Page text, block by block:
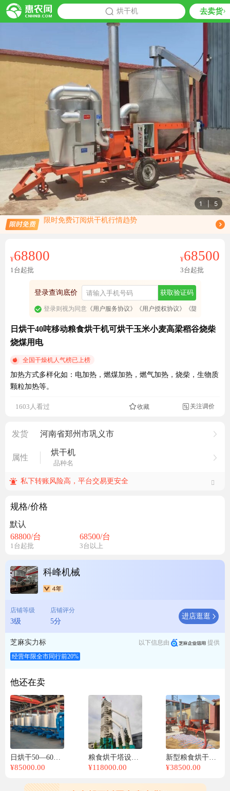
烘干机 去卖货
1 5
限时免费订阅烘干机行情趋势
免费订阅商品降价通知
¥68800
1台起批
¥68500
3台起批
登录查询底价 获取验证码
登录则视为同意《用户服务协议》 《用户授权协议》 《隐私政策》
日烘干40吨移动粮食烘干机可烘干玉米小麦高梁稻谷烧柴
烧煤用电
全国干燥机人气榜已上榜
加热方式多样化如：电加热，燃煤加热，燃气加热，烧柴，生物质
颗粒加热等。
1603人看过 收藏 关注调价
发货 河南省郑州市巩义市
属性
烘干机
品种名
私下转账风险高，平台交易更安全
规格/价格
默认
68800/台
1台起批
68500/台
3台以上
科峰机械
店铺等级
3级
店铺评分
5分
进店逛逛
芝麻实力标 以下信息由
提供
经营年限全市同行前20%
他还在卖
¥85000.00
粮食烘干塔设备玉米小麦高粱大豆干燥机农场家庭用烘干机
¥118000.00 ¥38500.00